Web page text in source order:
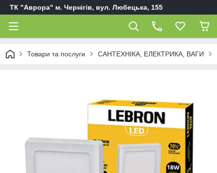
ТК "Аврора" м. Чернігів, вул. Любецька, 155
Товари та послуги САНТЕХНІКА, ЕЛЕКТРИКА, ВАГИ